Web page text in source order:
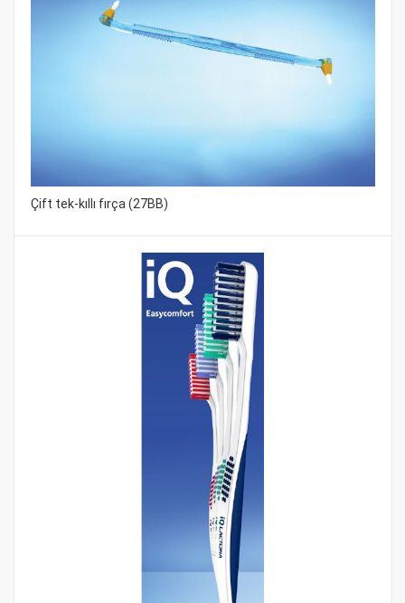
Çift tek-kıllı fırça (27BB)